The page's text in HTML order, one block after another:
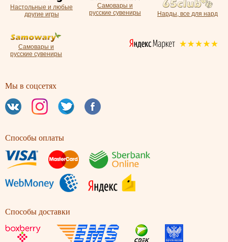
Настольные и любые
другие игры
Самовары и
русские сувениры
Нарды, все для нард
Самовары и
русские сувениры
Мы в соцсетях
Способы оплаты
Способы доставки